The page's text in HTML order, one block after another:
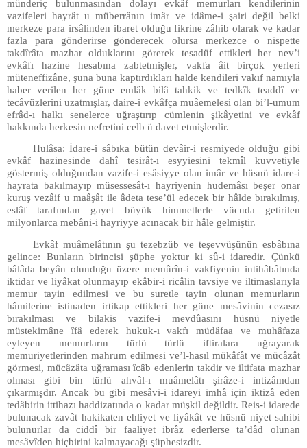
münderiç bulunmasından dolayı evkâf memurları kendilerinin
vazifeleri hayrât u müberrânın imâr ve idâme-i şairi değil belki
merkeze para irsâlinden ibaret olduğu fikrine zâhib olarak ve kadar
fazla para gönderirse gönderecek olursa merkezce o nispette
takdîrâta mazhar olduklarını görerek tesadüf ettikleri her nev’i
evkâfı hazine hesabına zabtetmişler, vakfa âit birçok yerleri
müteneffizâne, şuna buna kaptırdıkları halde kendileri vakıf namıyla
haber verilen her güne emlâk bilâ tahkik ve tedkîk teaddî ve
tecâvüzlerini uzatmışlar, daire-i evkâfça muâemelesi olan bi’l-umum
efrâd-ı halkı senelerce uğraştırıp cümlenin şikâyetini ve evkâf
hakkında herkesin nefretini celb ü davet etmişlerdir.
Hulâsa: İdare-i sâbıka bütün devâir-i resmiyede olduğu gibi
evkâf hazinesinde dahî tesirât-ı esyyiesini tekmîl kuvvetiyle
göstermiş olduğundan vazife-i esâsiyye olan imâr ve hüsnü idare-i
hayrata bakılmayıp müsessesât-ı hayriyenin hudemâsı beşer onar
kuruş vezâif u maâşât ile âdeta tese’ül edecek bir hâlde bırakılmış,
eslâf tarafından gayet büyük himmetlerle vücuda getirilen
milyonlarca mebâni-i hayriyye acınacak bir hâle gelmiştir.
Evkâf muâmelâtının şu tezebzüb ve teşevvüşünün esbâbına
gelince: Bunların birincisi şüphe yoktur ki sû-i idaredir. Çünkü
bâlâda beyân olunduğu üzere memûrîn-i vakfiyenin intihâbâtında
iktidar ve liyâkat olunmayıp ekâbir-i ricâlin tavsiye ve iltimaslarıyla
memur tayin edilmesi ve bu suretle tayin olunan memurların
hâmilerine istinaden irtikap ettikleri her güne mesâvinin cezasız
bırakılması ve bilakis vazife-i mevdûasını hüsnü niyetle
müstekimâne îfâ ederek hukuk-ı vakfı müdâfaa ve muhâfaza
eyleyen memurların türlü türlü iftiralara uğrayarak
memuriyetlerinden mahrum edilmesi ve’l-hasıl mükâfât ve mücâzât
görmesi, mücâzâta uğraması îcâb edenlerin takdir ve iltifata mazhar
olması gibi bin türlü ahvâl-ı muâmelâtı şirâze-i intizâmdan
çıkarmışdır. Ancak bu gibi mesâvi-i idareyi imhâ için iktizâ eden
tedâbirin ittihazı haddizatında o kadar müşkil değildir. Reis-i idarede
bulunacak zavât hakikaten ehliyet ve liyâkât ve hüsnü niyet sahibi
bulunurlar da ciddî bir faaliyet ibrâz ederlerse ta’dâd olunan
mesâvîden hiçbirini kalmayacağı şüphesizdir.